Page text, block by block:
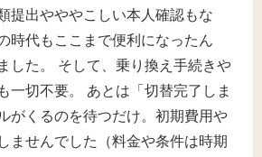
提出やややこしい本人確認もな
時代もここまで便利になったん
した。 そして、乗り換え手続きや
一切不要。 あとは「切替完了しま
がくるのを待つだけ。初期費用や
ませんでした（料金や条件は時期